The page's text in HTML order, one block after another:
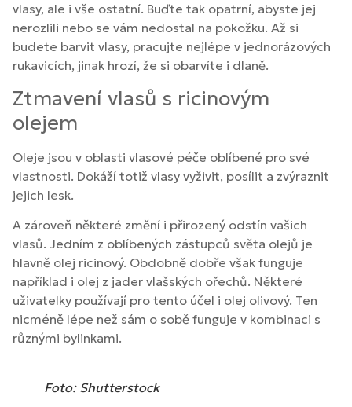
vlasy, ale i vše ostatní. Buďte tak opatrní, abyste jej
nerozlili nebo se vám nedostal na pokožku. Až si
budete barvit vlasy, pracujte nejlépe v jednorázových
rukavicích, jinak hrozí, že si obarvíte i dlaně.
Ztmavení vlasů s ricinovým
olejem
Oleje jsou v oblasti vlasové péče oblíbené pro své
vlastnosti. Dokáží totiž vlasy vyživit, posílit a zvýraznit
jejich lesk.
A zároveň některé změní i přirozený odstín vašich
vlasů. Jedním z oblíbených zástupců světa olejů je
hlavně olej ricinový. Obdobně dobře však funguje
například i olej z jader vlašských ořechů. Některé
uživatelky používají pro tento účel i olej olivový. Ten
nicméně lépe než sám o sobě funguje v kombinaci s
různými bylinkami.
Foto: Shutterstock